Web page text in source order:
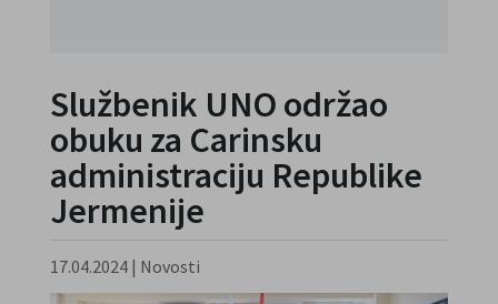
Službenik UNO održao
obuku za Carinsku
administraciju Republike
Jermenije
17.04.2024| Novosti